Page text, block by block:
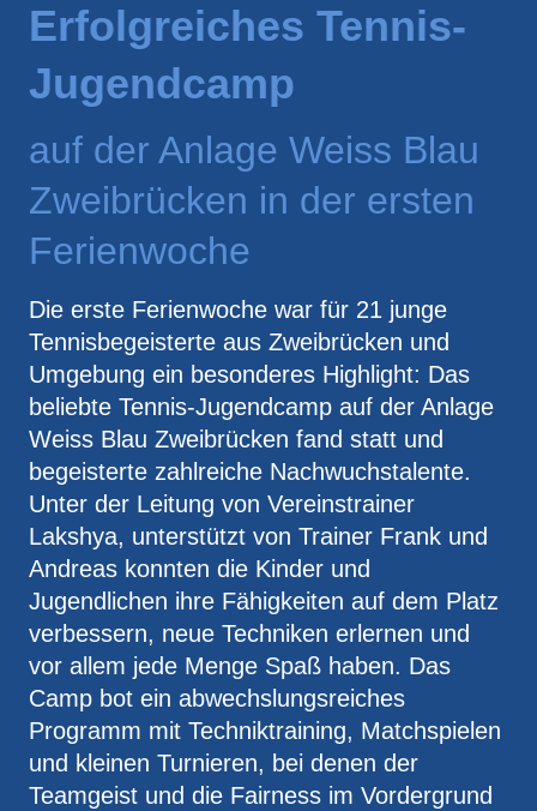
Erfolgreiches Tennis-
Jugendcamp
auf der Anlage Weiss Blau
Zweibrücken in der ersten
Ferienwoche
Die erste Ferienwoche war für 21 junge
Tennisbegeisterte aus Zweibrücken und
Umgebung ein besonderes Highlight: Das
beliebte Tennis-Jugendcamp auf der Anlage
Weiss Blau Zweibrücken fand statt und
begeisterte zahlreiche Nachwuchstalente.
Unter der Leitung von Vereinstrainer
Lakshya, unterstützt von Trainer Frank und
Andreas konnten die Kinder und
Jugendlichen ihre Fähigkeiten auf dem Platz
verbessern, neue Techniken erlernen und
vor allem jede Menge Spaß haben. Das
Camp bot ein abwechslungsreiches
Programm mit Techniktraining, Matchspielen
und kleinen Turnieren, bei denen der
Teamgeist und die Fairness im Vordergrund